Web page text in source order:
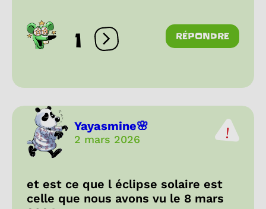
1 Ouvrir les réactions
RÉPONDRE
Yayasmine🌸
2 mars 2026
et est ce que l éclipse solaire est
celle que nous avons vu le 8 mars